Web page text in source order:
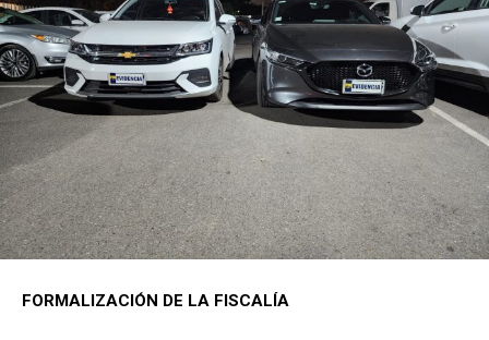
FORMALIZACIÓN DE LA FISCALÍA